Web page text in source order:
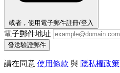
或者，使用電子郵件註冊/登入
電子郵件地址
發送驗證郵件
請在同意 使用條款 與 隱私權政策